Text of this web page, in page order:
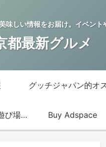
しい情報をお届け。イベント
都最新グルメ
子どもと行ける遊び場・お店 Buy Adspace